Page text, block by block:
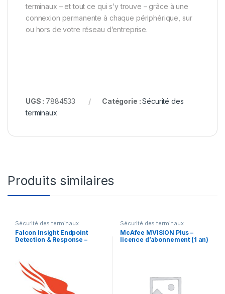
terminaux – et tout ce qui s’y trouve – grâce à une
connexion permanente à chaque périphérique, sur
ou hors de votre réseau d’entreprise.
UGS : 7884533 Catégorie :Sécurité des
terminaux
Produits similaires
Sécurité des terminaux
Falcon Insight Endpoint
Detection & Response –
Sécurité des terminaux
McAfee MVISION Plus –
licence d’abonnement (1 an)